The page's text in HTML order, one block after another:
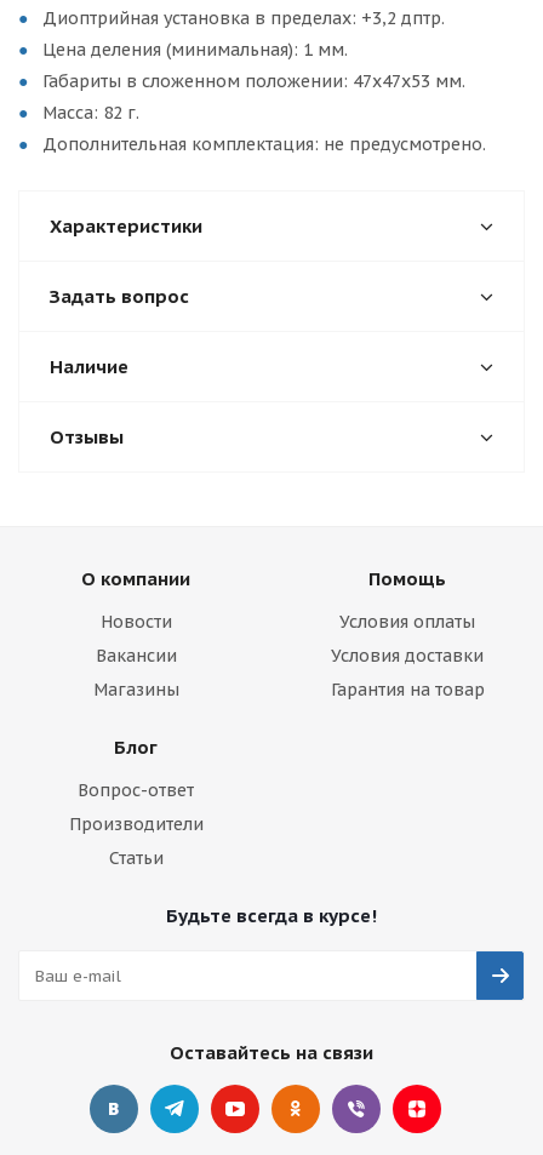
Диоптрийная установка в пределах: +3,2 дптр.
Цена деления (минимальная): 1 мм.
Габариты в сложенном положении: 47х47х53 мм.
Масса: 82 г.
Дополнительная комплектация: не предусмотрено.
Характеристики
Задать вопрос
Наличие
Отзывы
О компании
Новости
Вакансии
Магазины
Помощь
Условия оплаты
Условия доставки
Гарантия на товар
Блог
Вопрос-ответ
Производители
Статьи
Будьте всегда в курсе!
Оставайтесь на связи